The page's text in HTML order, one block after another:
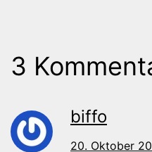
3
biffo
20. Oktober